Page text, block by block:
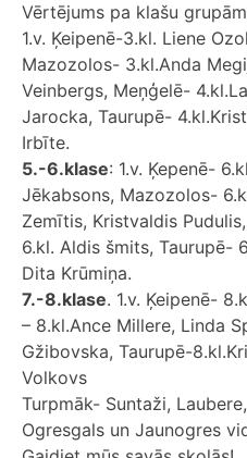
Vērtējums pa klašu
1.v. Ķeipenē-3.kl. Liene
Mazozolos- 3.kl.Anda
Veinbergs, Meņģelē-
Jarocka, Taurupē-
Irbīte.
5.-6.klase: 1.v. Ķepenē-
Jēkabsons, Mazozolos-
Zemītis, Kristvaldis
6.kl. Aldis šmits, Taurupē-
Dita Krūmiņa.
7.-8.klase. 1.v. Ķeipenē-
– 8.kl.Ance Millere, Linda
Gžibovska, Taurupē-
Volkovs
Turpmāk- Suntaži,
Ogresgals un Jaunogres